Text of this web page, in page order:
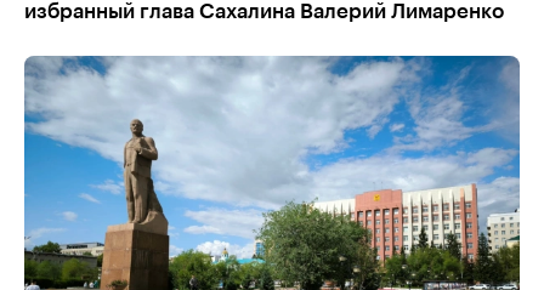
избранный глава Сахалина Валерий Лимаренко